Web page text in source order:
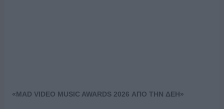
«MAD VIDEO MUSIC AWARDS 2026 ΑΠΟ ΤΗΝ ΔΕΗ»